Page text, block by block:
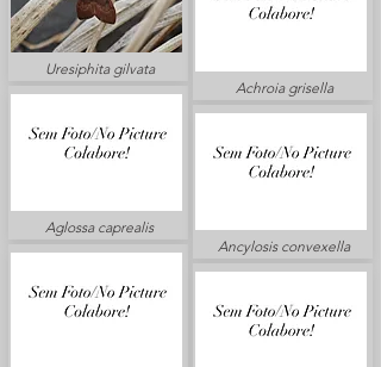
Uresiphita gilvata
Aglossa caprealis
Achroia grisella
Ancylosis convexella